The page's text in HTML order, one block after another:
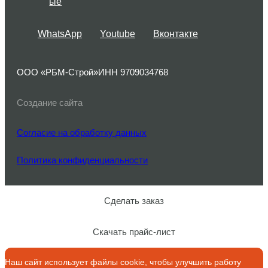
WhatsApp Youtube Вконтакте
ООО «РБМ-Строй»ИНН 9709034768
Создание сайта
Согласие на обработку данных
Политика конфиденциальности
Сделать заказ
Скачать прайс-лист
Наш сайт использует файлы cookie, чтобы улучшить работу